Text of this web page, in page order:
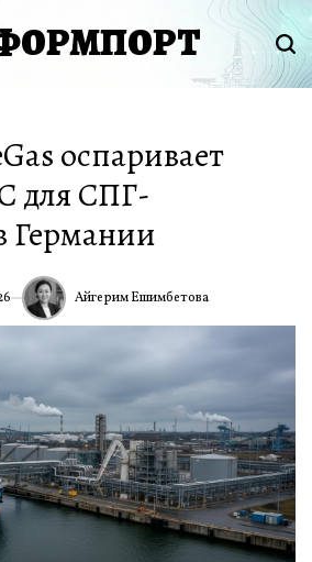
оспаривает
для СПГ-
Германии
ИА Айгерим Ешимбетова